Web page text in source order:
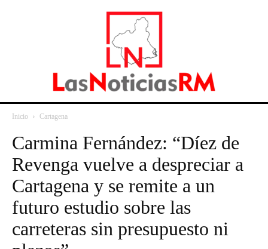
Inicio Cartagena
Carmina Fernández: “Díez de
Revenga vuelve a despreciar a
Cartagena y se remite a un
futuro estudio sobre las
carreteras sin presupuesto ni